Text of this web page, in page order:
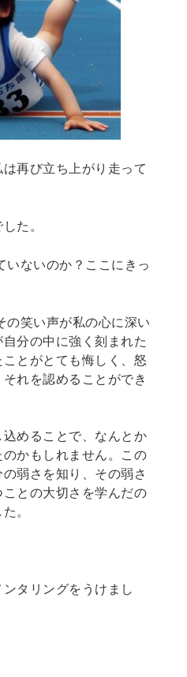
再び立ち上がり走って
た。
いないのか？ここにきっ
の笑い声が私の心に深い
分の中に強く刻まれた
とがとても悔しく、怒
れを認めることができ
めることで、なんとか
かもしれません。この
弱さを知り、その弱さ
との大切さを学んだの
。
タリングをうけまし